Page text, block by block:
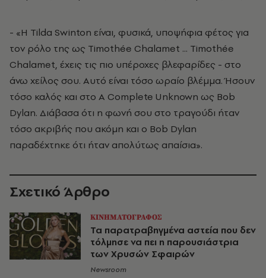
- «Η Tilda Swinton είναι, φυσικά, υποψήφια φέτος για
τον ρόλο της ως Timothée Chalamet ... Timothée
Chalamet, έχεις τις πιο υπέροχες βλεφαρίδες - στο
άνω χείλος σου. Αυτό είναι τόσο ωραίο βλέμμα. Ήσουν
τόσο καλός και στο A Complete Unknown ως Bob
Dylan. Διάβασα ότι η φωνή σου στο τραγούδι ήταν
τόσο ακριβής που ακόμη και ο Bob Dylan
παραδέχτηκε ότι ήταν απολύτως απαίσια».
Σχετικό Άρθρο
ΚΙΝΗΜΑΤΟΓΡΑΦΟΣ
Τα παρατραβηγμένα αστεία που δεν
τόλμησε να πει η παρουσιάστρια
των Χρυσών Σφαιρών
Newsroom